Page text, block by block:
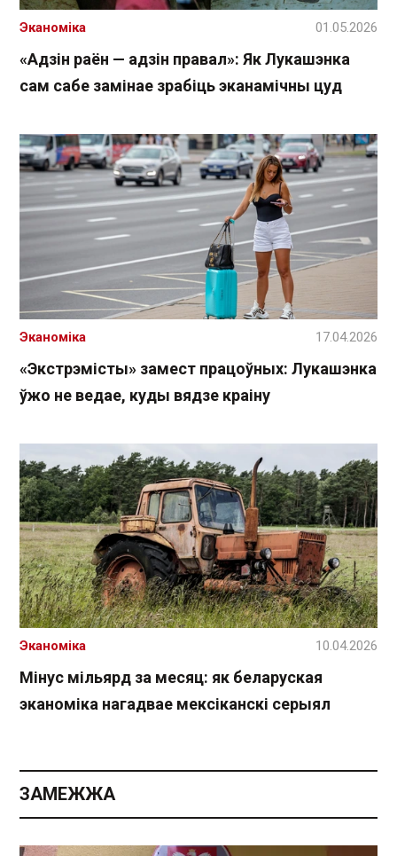
«Адзін раён — адзін правал»: Як Лукашэнка
сам сабе замінае зрабіць эканамічны цуд
Эканоміка 01.05.2026
«Экстрэмісты» замест працоўных: Лукашэнка
ўжо не ведае, куды вядзе краіну
Эканоміка 17.04.2026
Мінус мільярд за месяц: як беларуская
эканоміка нагадвае мексіканскі серыял
Эканоміка 10.04.2026
ЗАМЕЖЖА